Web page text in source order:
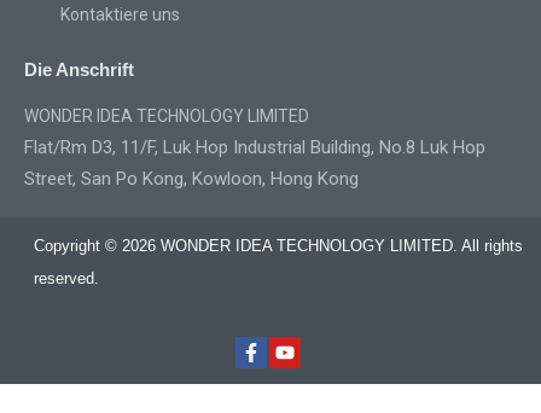
Kontaktiere uns
Die Anschrift
WONDER IDEA TECHNOLOGY LIMITED
Flat/Rm D3, 11/F, Luk Hop Industrial Building, No.8 Luk Hop
Street, San Po Kong, Kowloon, Hong Kong
Copyright © 2026 WONDER IDEA TECHNOLOGY LIMITED. All rights
reserved.